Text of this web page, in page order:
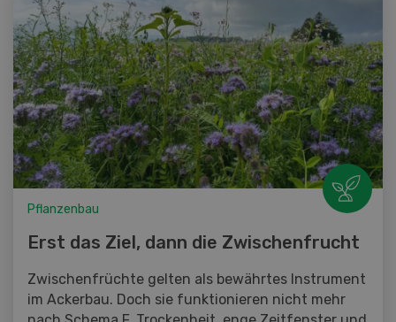
Pflanzenbau
Erst das Ziel, dann die Zwischenfrucht
Zwischenfrüchte gelten als bewährtes Instrument
im Ackerbau. Doch sie funktionieren nicht mehr